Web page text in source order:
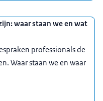
waar staan we en wat
professionals de
Waar staan we en waar